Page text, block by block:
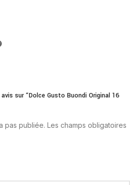
sur “Dolce Gusto Buondi Original 16
pas publiée. Les champs obligatoires